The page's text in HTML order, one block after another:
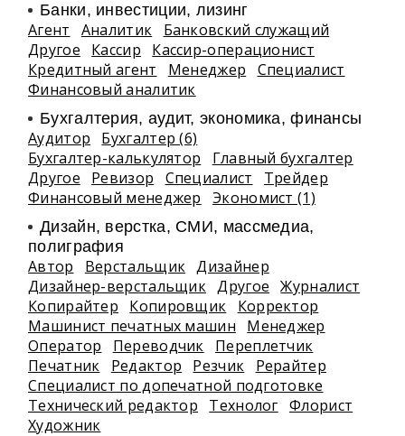
Банки, инвестиции, лизинг
Агент Аналитик
Банковский служащий
Другое
Кассир
Кассир-операционист
Кредитный агент
Менеджер
Специалист
Финансовый аналитик
Бухгалтерия, аудит, экономика, финансы
Аудитор
Бухгалтер (6)
Бухгалтер-калькулятор
Главный бухгалтер
Другое
Ревизор Специалист
Трейдер
Финансовый менеджер
Экономист (1)
Дизайн, верстка, СМИ, массмедиа,
полиграфия
Автор Верстальщик Дизайнер
Дизайнер-верстальщик Другое
Журналист
Копирайтер
Копировщик
Корректор
Машинист печатных машин
Менеджер
Оператор
Переводчик
Переплетчик
Печатник
Редактор Резчик
Рерайтер
Специалист по допечатной подготовке
Технический редактор
Технолог Флорист
Художник